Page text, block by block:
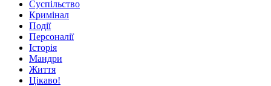
Суспільство
Кримінал
Події
Персоналії
Історія
Мандри
Життя
Цікаво!